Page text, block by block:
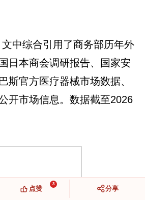
中综合引用了商务部历年外
日本商会调研报告、国家安
斯官方医疗器械市场数据、
开市场信息。数据截至2026
3
点赞 分享